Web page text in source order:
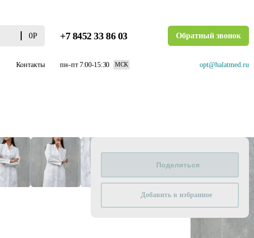
0Р +7 8452 33 86 03 Обратный звонок
Контакты пн–пт 7:00-15:30 МСК opt@halatmed.ru
Добавить в избранное